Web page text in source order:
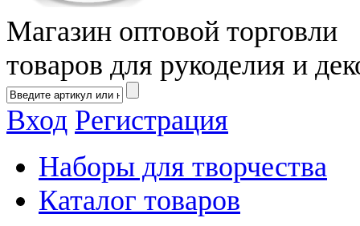
Магазин оптовой торговли
товаров для рукоделия и
Вход Регистрация
Наборы для творчества
Каталог товаров